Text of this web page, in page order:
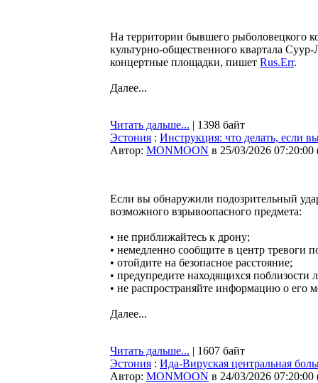
На территории бывшего рыболовецкого
культурно-общественного квартала
концертные площадки, пишет Rus.Err.
Далее...
Читать дальше... | 1398 байт
Эстония : Инструкция: что делать, если
Автор: MONMOON в 25/03/2026 07:20:00
Если вы обнаружили подозрительный
возможного взрывоопасного предмета:
• не приближайтесь к дрону;
• немедленно сообщите в центр тревоги
• отойдите на безопасное расстояние;
• предупредите находящихся поблизости
• не распространяйте информацию о его
Далее...
Читать дальше... | 1607 байт
Эстония : Ида-Вируская центральная
Автор: MONMOON в 24/03/2026 07:20:00